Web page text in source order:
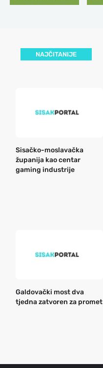
NAJČITANIJE
Sisačko-moslavačka
županija kao centar
gaming industrije
Galdovački most dva
tjedna zatvoren za promet